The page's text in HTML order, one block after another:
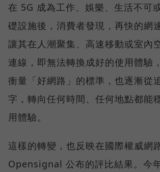
在 5G 成為工作、娛樂、生活不可
礎設施後，消費者發現，再快的網
讓其在人潮聚集、高速移動或室內
連線，即無法轉換成好的使用體驗
衡量「好網路」的標準，也逐漸從
字，轉向任何時間、任何地點都能
用體驗。
這樣的轉變，也反映在國際權威網
Opensignal 公布的評比結果。今